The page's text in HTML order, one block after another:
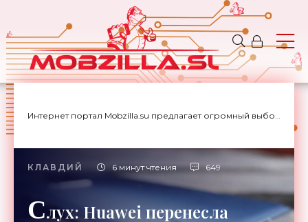
Интернет портал Mobzilla.su предлагает огромный выбор новостей с доставкой на дом.
КЛАВДИЙ 6 минут чтения 649
Слух: Huawei перенесла